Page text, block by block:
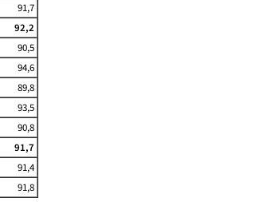
91,7
92,2
90,5
94,6
89,8
93,5
90,8
91,7
91,4
91,8